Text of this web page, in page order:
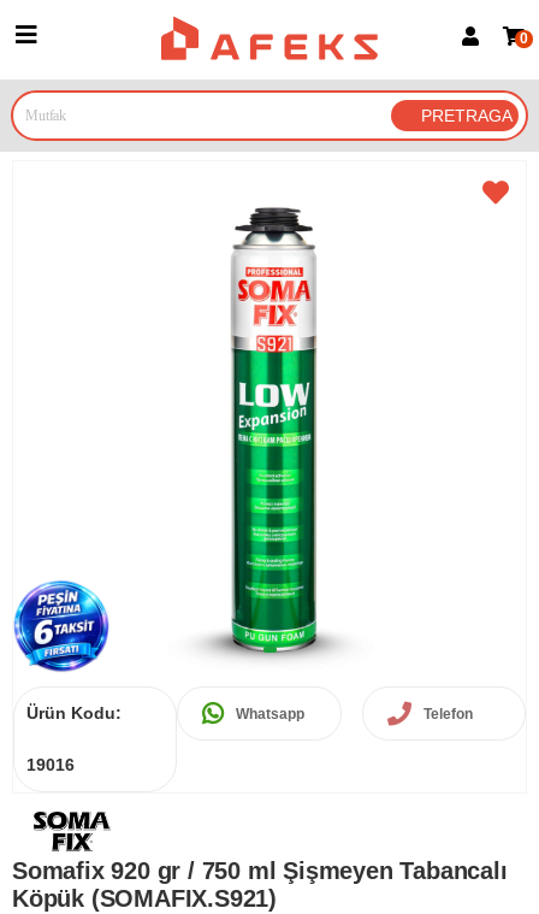
Prijava za članove
Prijavite se Google nalogom
0
Ürün Kodu:
19016
Whatsapp Telefon
Somafix 920 gr / 750 ml Şişmeyen Tabancalı
Köpük (SOMAFIX.S921)